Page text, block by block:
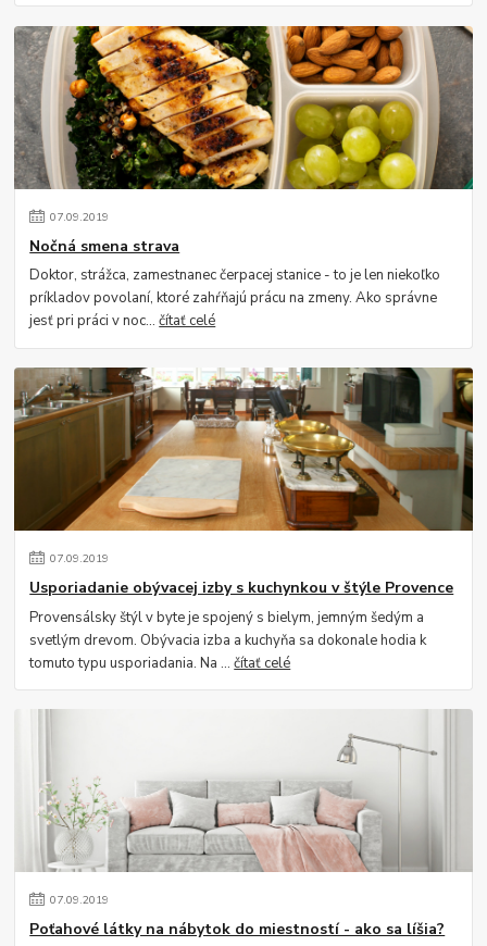
07.09.2019
Nočná smena strava
Doktor, strážca, zamestnanec čerpacej stanice - to je len niekoľko
príkladov povolaní, ktoré zahŕňajú prácu na zmeny. Ako správne
jesť pri práci v noc...čítať celé
07.09.2019
Usporiadanie obývacej izby s kuchynkou v štýle Provence
Provensálsky štýl v byte je spojený s bielym, jemným šedým a
svetlým drevom. Obývacia izba a kuchyňa sa dokonale hodia k
tomuto typu usporiadania. Na ...čítať celé
07.09.2019
Poťahové látky na nábytok do miestností - ako sa líšia?